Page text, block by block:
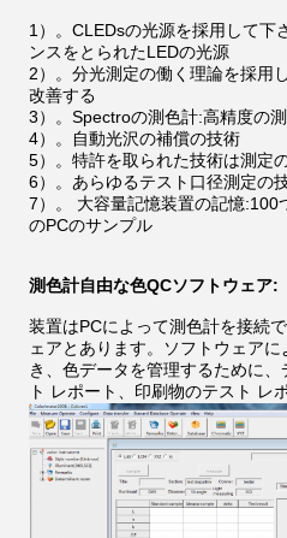
1）。CLEDsの光源を採用して下
ンスをとられたLEDの光源
2）。分光測定の働く理論を採用
改善する
3）。Spectroの測色計:高精度の
4）。自動光沢の補償の技術
5）。特許を取られた技術は測定
6）。あらゆるテスト口径測定の
7）。 大容量記憶装置の記憶:100
のPCのサンプル
測色計自由な色QCソフトウェア:
装置はPCによって測色計を接続
ェアとあります。ソフトウェア
き、色データを管理するために
ト レポート、印刷物のテスト レ